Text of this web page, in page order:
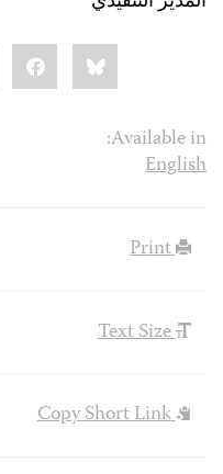
Bluesky
Available in:
English
Print
Text Size
Copy Short Link